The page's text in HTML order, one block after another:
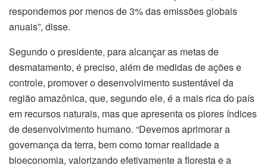
respondemos por menos de 3% das emissões globais
anuais”, disse.
Segundo o presidente, para alcançar as metas de
desmatamento, é preciso, além de medidas de ações e
controle, promover o desenvolvimento sustentável da
região amazônica, que, segundo ele, é a mais rica do país
em recursos naturais, mas que apresenta os piores índices
de desenvolvimento humano. “Devemos aprimorar a
governança da terra, bem como tornar realidade a
bioeconomia, valorizando efetivamente a floresta e a